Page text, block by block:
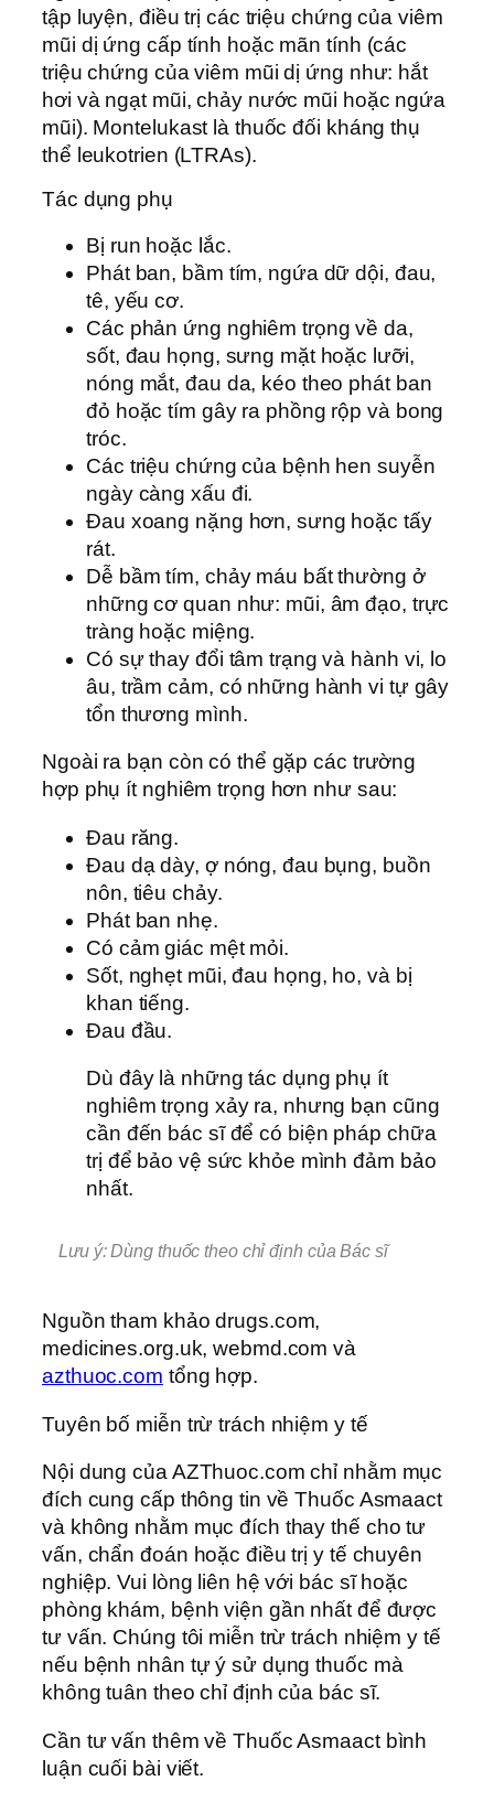
tập luyện, điều trị các triệu chứng của viêm
mũi dị ứng cấp tính hoặc mãn tính (các
triệu chứng của viêm mũi dị ứng như: hắt
hơi và ngạt mũi, chảy nước mũi hoặc ngứa
mũi). Montelukast là thuốc đối kháng thụ
thể leukotrien (LTRAs).
Tác dụng phụ
Bị run hoặc lắc.
Phát ban, bầm tím, ngứa dữ dội, đau,
tê, yếu cơ.
Các phản ứng nghiêm trọng về da,
sốt, đau họng, sưng mặt hoặc lưỡi,
nóng mắt, đau da, kéo theo phát ban
đỏ hoặc tím gây ra phồng rộp và bong
tróc.
Các triệu chứng của bệnh hen suyễn
ngày càng xấu đi.
Đau xoang nặng hơn, sưng hoặc tấy
rát.
Dễ bầm tím, chảy máu bất thường ở
những cơ quan như: mũi, âm đạo, trực
tràng hoặc miệng.
Có sự thay đổi tâm trạng và hành vi, lo
âu, trầm cảm, có những hành vi tự gây
tổn thương mình.
Ngoài ra bạn còn có thể gặp các trường
hợp phụ ít nghiêm trọng hơn như sau:
Đau răng.
Đau dạ dày, ợ nóng, đau bụng, buồn
nôn, tiêu chảy.
Phát ban nhẹ.
Có cảm giác mệt mỏi.
Sốt, nghẹt mũi, đau họng, ho, và bị
khan tiếng.
Đau đầu.
Dù đây là những tác dụng phụ ít
nghiêm trọng xảy ra, nhưng bạn cũng
cần đến bác sĩ để có biện pháp chữa
trị để bảo vệ sức khỏe mình đảm bảo
nhất.
Lưu ý: Dùng thuốc theo chỉ định của Bác sĩ
Nguồn tham khảo drugs.com,
medicines.org.uk, webmd.com và
azthuoc.com tổng hợp.
Tuyên bố miễn trừ trách nhiệm y tế
Nội dung của AZThuoc.com chỉ nhằm mục
đích cung cấp thông tin về Thuốc Asmaact
và không nhằm mục đích thay thế cho tư
vấn, chẩn đoán hoặc điều trị y tế chuyên
nghiệp. Vui lòng liên hệ với bác sĩ hoặc
phòng khám, bệnh viện gần nhất để được
tư vấn. Chúng tôi miễn trừ trách nhiệm y tế
nếu bệnh nhân tự ý sử dụng thuốc mà
không tuân theo chỉ định của bác sĩ.
Cần tư vấn thêm về Thuốc Asmaact bình
luận cuối bài viết.